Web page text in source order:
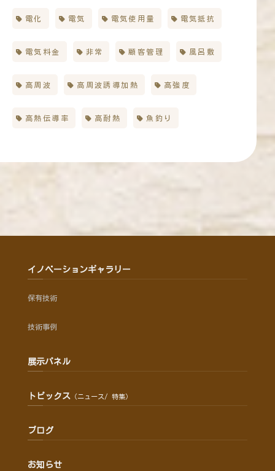
電化 電気 電気使用量 電気抵抗
電気料金 非常 顧客管理 風呂敷
高周波 高周波誘導加熱 高強度
高熱伝導率 高耐熱 魚釣り
イノベーションギャラリー
保有技術
技術事例
展示パネル
トピックス （ニュース/ 特集）
ブログ
お知らせ